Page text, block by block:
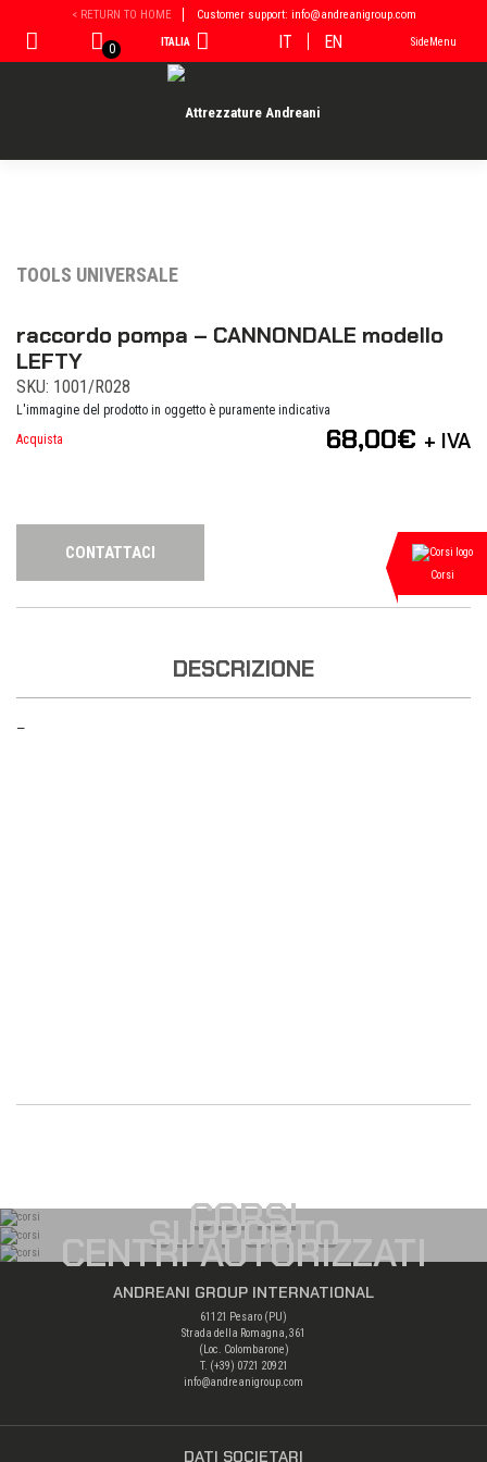
contenuto
< RETURN TO HOME Customer support: info@andreanigroup.com
0 ITALIA IT EN SideMenu
TOOLS UNIVERSALE
raccordo pompa – CANNONDALE modello
LEFTY
SKU: 1001/R028
L'immagine del prodotto in oggetto è puramente indicativa
Acquista
68,00€ + IVA
CONTATTACI
DESCRIZIONE
—
CORSI
SUPPORTO
CENTRI AUTORIZZATI
ANDREANI GROUP INTERNATIONAL
61121 Pesaro (PU)
Strada della Romagna, 361
(Loc. Colombarone)
T. (+39) 0721 20921
info@andreanigroup.com
DATI SOCIETARI
Corsi